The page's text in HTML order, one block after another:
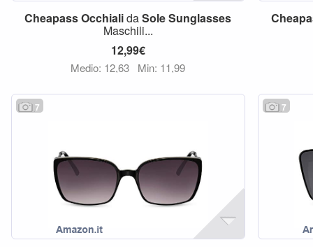
CheapassOcchialidaSoleSunglasses
Maschili...
12,99€
Medio: 12,63 Min: 11,99
7 7